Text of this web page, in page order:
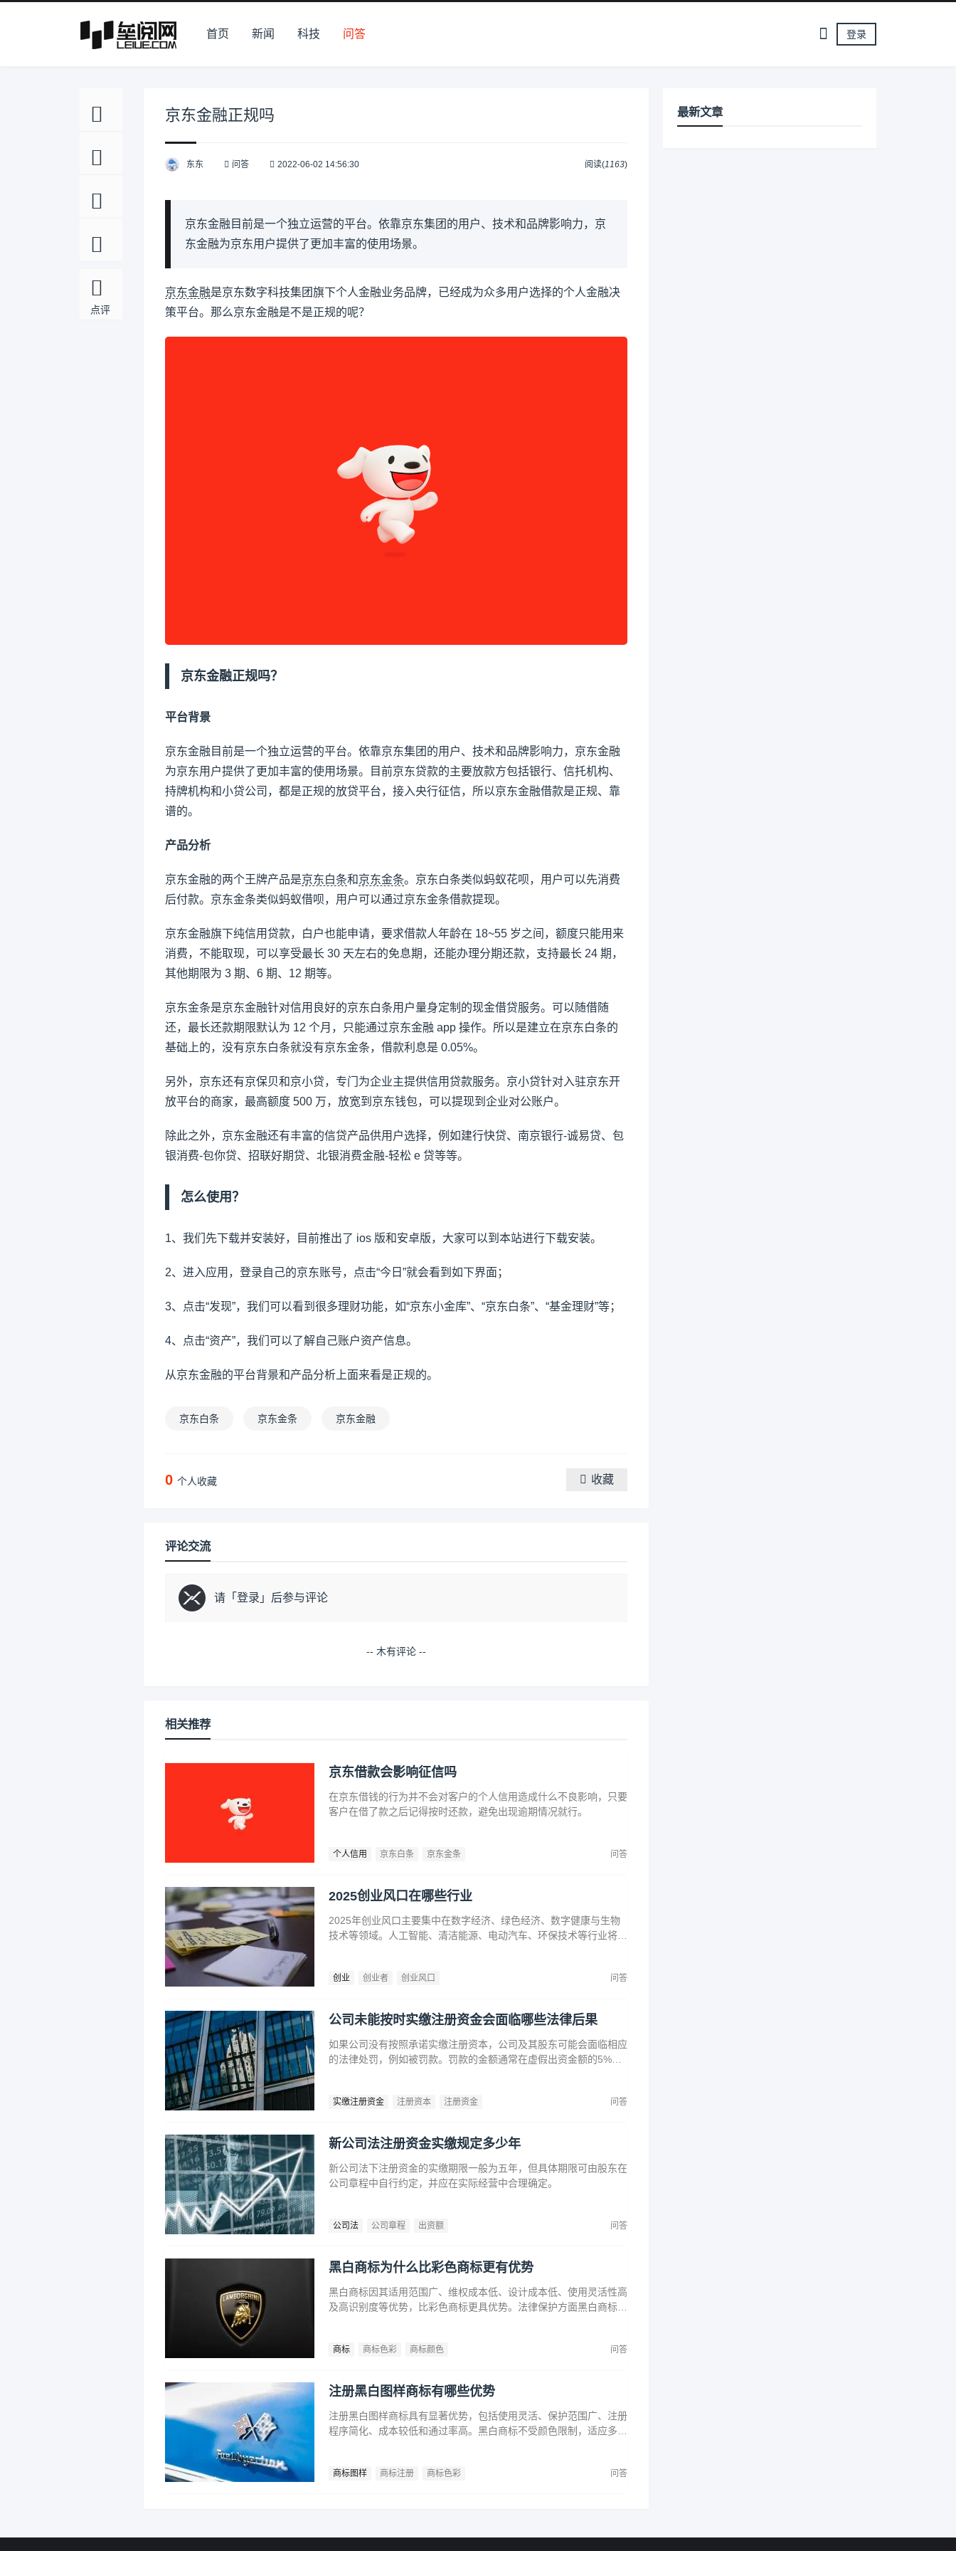
首页 新闻 科技 问答 登录
点评
京东金融正规吗
东东 问答 2022-06-02 14:56:30 阅读(1163)
京东金融目前是一个独立运营的平台。依靠京东集团的用户、技术和品牌影响力，京
东金融为京东用户提供了更加丰富的使用场景。
京东金融是京东数字科技集团旗下个人金融业务品牌，已经成为众多用户选择的个人金融决
策平台。那么京东金融是不是正规的呢？
京东金融正规吗？
平台背景
京东金融目前是一个独立运营的平台。依靠京东集团的用户、技术和品牌影响力，京东金融
为京东用户提供了更加丰富的使用场景。目前京东贷款的主要放款方包括银行、信托机构、
持牌机构和小贷公司，都是正规的放贷平台，接入央行征信，所以京东金融借款是正规、靠
谱的。
产品分析
京东金融的两个王牌产品是京东白条和京东金条。京东白条类似蚂蚁花呗，用户可以先消费
后付款。京东金条类似蚂蚁借呗，用户可以通过京东金条借款提现。
京东金融旗下纯信用贷款，白户也能申请，要求借款人年龄在 18~55 岁之间，额度只能用来
消费，不能取现，可以享受最长 30 天左右的免息期，还能办理分期还款，支持最长 24 期，
其他期限为 3 期、6 期、12 期等。
京东金条是京东金融针对信用良好的京东白条用户量身定制的现金借贷服务。可以随借随
还，最长还款期限默认为 12 个月，只能通过京东金融 app 操作。所以是建立在京东白条的
基础上的，没有京东白条就没有京东金条，借款利息是 0.05%。
另外，京东还有京保贝和京小贷，专门为企业主提供信用贷款服务。京小贷针对入驻京东开
放平台的商家，最高额度 500 万，放宽到京东钱包，可以提现到企业对公账户。
除此之外，京东金融还有丰富的信贷产品供用户选择，例如建行快贷、南京银行-诚易贷、包
银消费-包你贷、招联好期贷、北银消费金融-轻松 e 贷等等。
怎么使用？
1、我们先下载并安装好，目前推出了 ios 版和安卓版，大家可以到本站进行下载安装。
2、进入应用，登录自己的京东账号，点击“今日”就会看到如下界面；
3、点击“发现”，我们可以看到很多理财功能，如“京东小金库”、“京东白条”、“基金理财”等；
4、点击“资产”，我们可以了解自己账户资产信息。
从京东金融的平台背景和产品分析上面来看是正规的。
京东白条 京东金条 京东金融
0 个人收藏 收藏
评论交流
请「 登录 」后参与评论
-- 木有评论 --
相关推荐
京东借款会影响征信吗
在京东借钱的行为并不会对客户的个人信用造成什么不良影响，只要
客户在借了款之后记得按时还款，避免出现逾期情况就行。
个人信用 京东白条 京东金条 问答
2025创业风口在哪些行业
2025年创业风口主要集中在数字经济、绿色经济、数字健康与生物
技术等领域。人工智能、清洁能源、电动汽车、环保技术等行业将迎
住这些前沿趋势，开拓新兴产业，创造商业价值。
创业 创业者 创业风口 问答
公司未能按时实缴注册资金会面临哪些法律后果
如果公司没有按照承诺实缴注册资本，公司及其股东可能会面临相应
的法律处罚，例如被罚款。罚款的金额通常在虚假出资金额的5%到
实缴注册资金 注册资本 注册资金 问答
新公司法注册资金实缴规定多少年
新公司法下注册资金的实缴期限一般为五年，但具体期限可由股东在
公司章程中自行约定，并应在实际经营中合理确定。
公司法 公司章程 出资额 问答
黑白商标为什么比彩色商标更有优势
黑白商标因其适用范围广、维权成本低、设计成本低、使用灵活性高
及高识别度等优势，比彩色商标更具优势。法律保护方面黑白商标更
商标 商标色彩 商标颜色 问答
注册黑白图样商标有哪些优势
注册黑白图样商标具有显著优势，包括使用灵活、保护范围广、注册
程序简化、成本较低和通过率高。黑白商标不受颜色限制，适应多样
商标图样 商标注册 商标色彩 问答
最新文章